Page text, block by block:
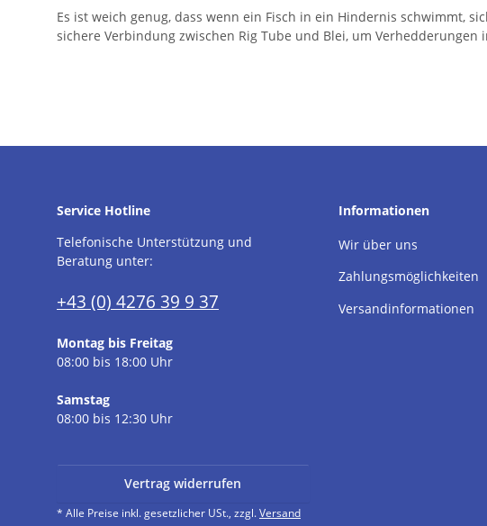
Es ist weich genug, dass wenn ein Fisch in ein Hindernis schwimmt,
sichere Verbindung zwischen Rig Tube und Blei, um Verhedderungen
Service Hotline
Telefonische Unterstützung und
Beratung unter:
+43 (0) 4276 39 9 37
Montag bis Freitag
08:00 bis 18:00 Uhr
Samstag
08:00 bis 12:30 Uhr
Informationen
Wir über uns
Zahlungsmöglichkeiten
Versandinformationen
Vertrag widerrufen
* Alle Preise inkl. gesetzlicher USt., zzgl.Versand